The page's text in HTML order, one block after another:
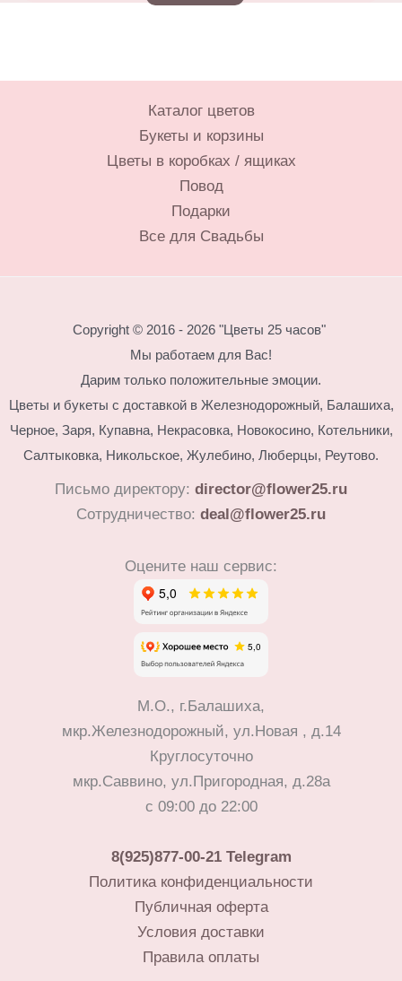
Каталог цветов
Букеты и корзины
Цветы в коробках / ящиках
Повод
Подарки
Все для Свадьбы
Copyright © 2016 - 2026 "Цветы 25 часов"
Мы работаем для Вас!
Дарим только положительные эмоции.
Цветы и букеты с доставкой в Железнодорожный, Балашиха,
Черное, Заря, Купавна, Некрасовка, Новокосино, Котельники,
Салтыковка, Никольское, Жулебино, Люберцы, Реутово.
Письмо директору: director@flower25.ru
Сотрудничество: deal@flower25.ru
Оцените наш сервис:
М.О., г.Балашиха,
мкр.Железнодорожный, ул.Новая , д.14
Круглосуточно
мкр.Саввино, ул.Пригородная, д.28а
с 09:00 до 22:00
8(925)877-00-21 Telegram
Политика конфиденциальности
Публичная оферта
Условия доставки
Правила оплаты